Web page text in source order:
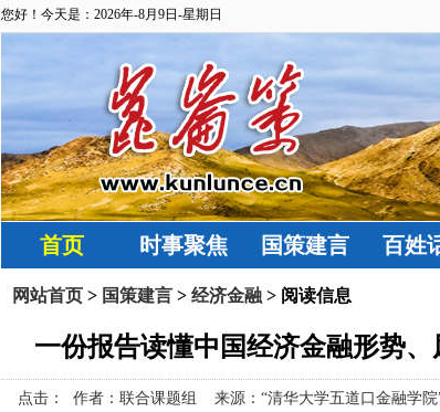
您好！今天是：2026年-8月9日-星期日
首页 时事聚焦 国策建言 百姓
网站首页 > 国策建言 > 经济金融 > 阅读信息
一份报告读懂中国经济金融形势、
点击： 作者：联合课题组 来源：“清华大学五道口金融学院